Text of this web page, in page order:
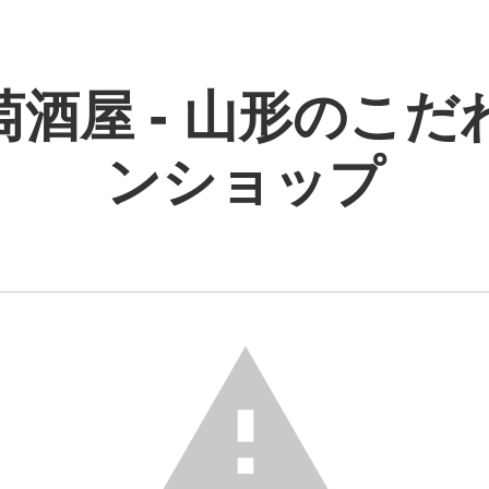
酒屋 - 山形のこだ
ンショップ